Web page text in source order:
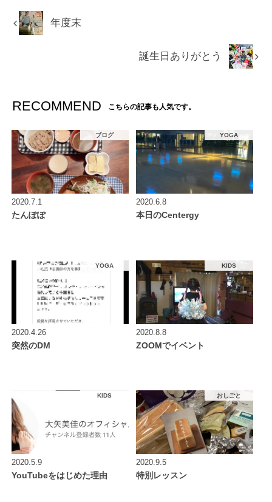
年度末
誕生日ありがとう
RECOMMEND こちらの記事も人気です。
ブログ
2020.7.1
たんぽぽ
YOGA
2020.6.8
本日のCentergy
YOGA
2020.4.26
突然のDM
KIDS
2020.8.8
ZOOMでイベント
KIDS
2020.5.9
YouTubeをはじめた理由
おしごと
2020.9.5
特別レッスン